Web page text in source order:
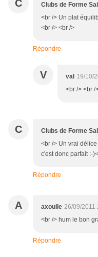
C Clubs de Forme
<br /> Un plat
<br /> <br />
Répondre
V val 19/10/
<br /> <br /
C Clubs de Forme
<br /> Un vrai
c'est donc parfait :-
Répondre
A axoulle 26/09/2011
<br /> hum le bon
Répondre